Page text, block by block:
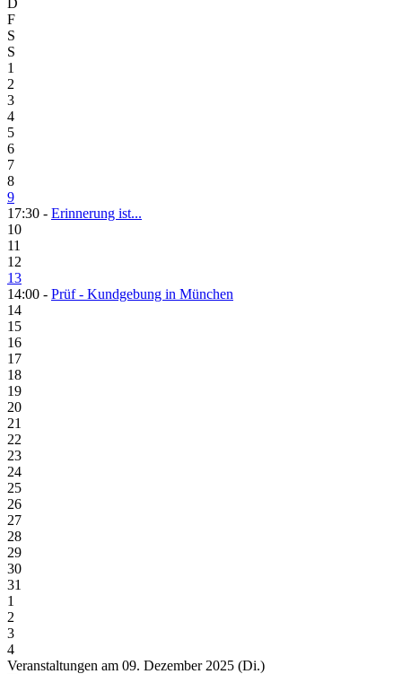
D
F
S
S
1
2
3
4
5
6
7
8
9
17:30 - Erinnerung ist...
10
11
12
13
14:00 - Prüf - Kundgebung in München
14
15
16
17
18
19
20
21
22
23
24
25
26
27
28
29
30
31
1
2
3
4
Veranstaltungen am 09. Dezember 2025 (Di.)